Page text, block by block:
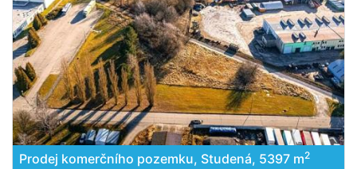
Prodej komerčního pozemku, Studená, 5397 m2